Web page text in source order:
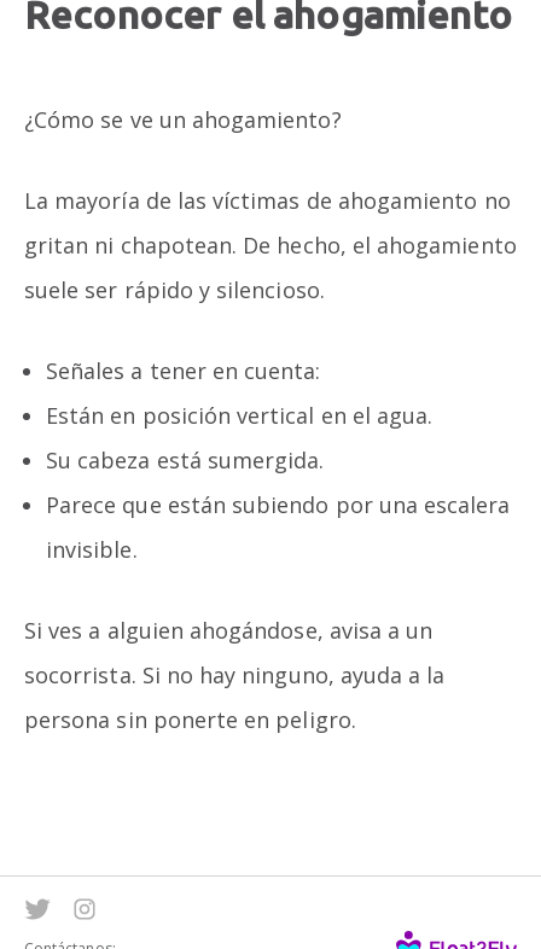
Reconocer el ahogamiento
¿Cómo se ve un ahogamiento?
La mayoría de las víctimas de ahogamiento no
gritan ni chapotean. De hecho, el ahogamiento
suele ser rápido y silencioso.
Señales a tener en cuenta:
Están en posición vertical en el agua.
Su cabeza está sumergida.
Parece que están subiendo por una escalera
invisible.
Si ves a alguien ahogándose, avisa a un
socorrista. Si no hay ninguno, ayuda a la
persona sin ponerte en peligro.